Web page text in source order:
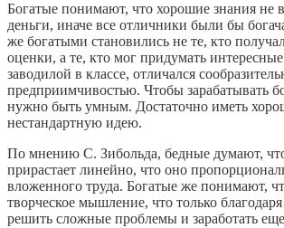
Богатые понимают, что хорошие знания не
деньги, иначе все отличники были бы
же богатыми становились не те, кто
оценки, а те, кто мог придумать
заводилой в классе, отличался
предприимчивостью. Чтобы зарабатывать
нужно быть умным. Достаточно иметь
нестандартную идею.
По мнению С. Зибольда, бедные думают,
прирастает линейно, что оно
вложенного труда. Богатые же понимают,
творческое мышление, что только
решить сложные проблемы и заработать